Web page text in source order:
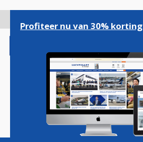
gaan
Magazine Podcasts
Profiteer nu van 30% korting